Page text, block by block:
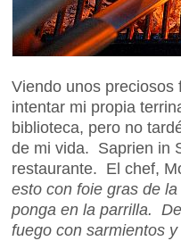
Viendo unos
intentar mi propia
biblioteca, pero no
de mi vida. Saprien in
restaurante. El chef,
esto con foie gras de
ponga en la parrilla.
fuego con sarmientos